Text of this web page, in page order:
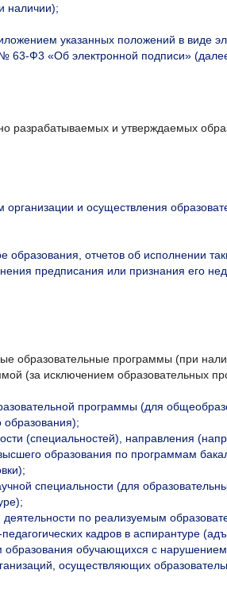
наличии);
указанных положений в виде
63-Ф3 «Об электронной подписи»
разрабатываемых и утверждаемых
и осуществления
отчетов об исполнении
предписания или признания его
программы (при
(за исключением образовательных
программы (для
(специальностей), направления
образования по программам
специальности (для
деятельности по реализуемым
кадров в аспирантуре
обучающихся с
осуществляющих